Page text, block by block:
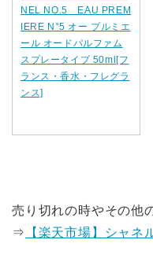
NEL NO.5 EAU PREM
IERE N°5 オー プルミエ
ール オードパルファム
スプレータイプ 50ml[フ
ランス・香水・フレグラ
ンス]
売り切れの時やその他
⇒
【楽天市場】シャネ